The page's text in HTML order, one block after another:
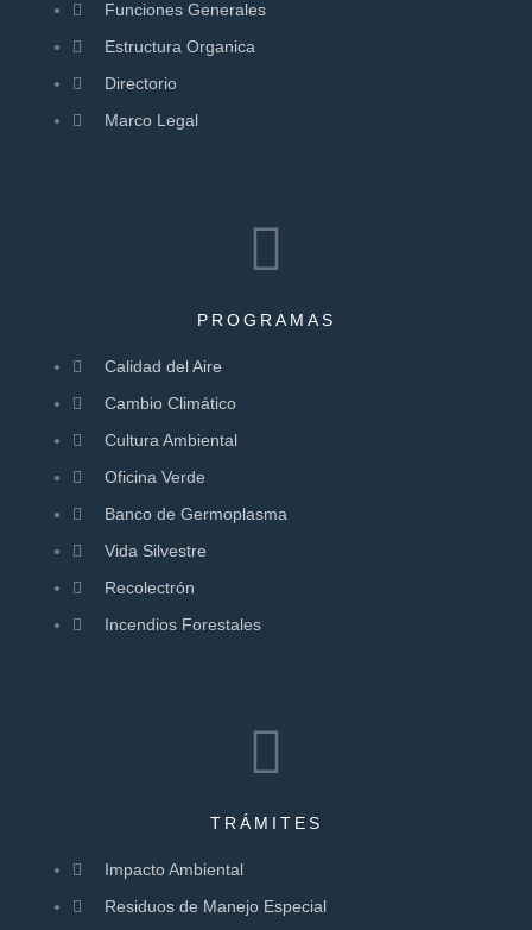
Funciones Generales
Estructura Organica
Directorio
Marco Legal
PROGRAMAS
Calidad del Aire
Cambio Climático
Cultura Ambiental
Oficina Verde
Banco de Germoplasma
Vida Silvestre
Recolectrón
Incendios Forestales
TRÁMITES
Impacto Ambiental
Residuos de Manejo Especial